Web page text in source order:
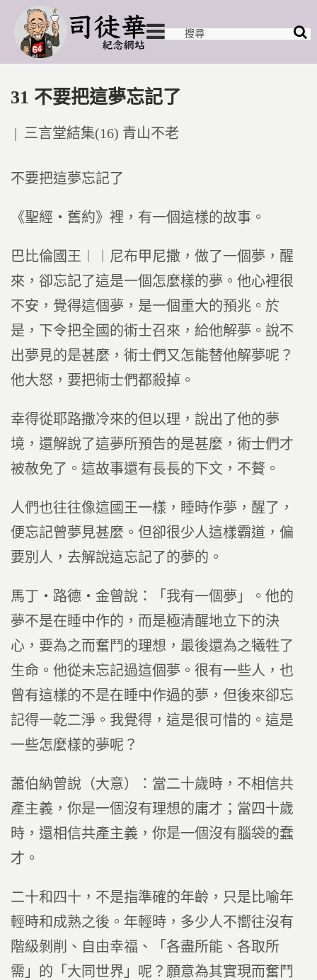
31 不要把這夢忘記了
Posted
三言堂結集(16) 青山不老
不要把這夢忘記了
《聖經‧舊約》裡，有一個這樣的故事。
巴比倫國王︱︱尼布甲尼撒，做了一個夢，醒
來，卻忘記了這是一個怎麼樣的夢。他心裡很
不安，覺得這個夢，是一個重大的預兆。於
是，下令把全國的術士召來，給他解夢。說不
出夢見的是甚麼，術士們又怎能替他解夢呢？
他大怒，要把術士們都殺掉。
幸得從耶路撒冷來的但以理，說出了他的夢
境，還解說了這夢所預告的是甚麼，術士們才
被赦免了。這故事還有長長的下文，不贅。
人們也往往像這國王一樣，睡時作夢，醒了，
便忘記曾夢見甚麼。但卻很少人這樣霸道，偏
要別人，去解說這忘記了的夢的。
馬丁‧路德‧金曾說：「我有一個夢」。他的
夢不是在睡中作的，而是極清醒地立下的決
心，要為之而奮鬥的理想，最後還為之犧牲了
生命。他從未忘記過這個夢。很有一些人，也
曾有這樣的不是在睡中作過的夢，但後來卻忘
記得一乾二淨。我覺得，這是很可惜的。這是
一些怎麼樣的夢呢？
蕭伯納曾說（大意）：當二十歲時，不相信共
產主義，你是一個沒有理想的庸才；當四十歲
時，還相信共產主義，你是一個沒有腦袋的蠢
才。
二十和四十，不是指準確的年齡，只是比喻年
輕時和成熟之後。年輕時，多少人不嚮往沒有
階級剝削、自由幸福、「各盡所能、各取所
需」的「大同世界」呢？願意為其實現而奮鬥